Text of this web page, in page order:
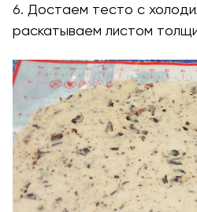
6. Достаем тесто с
раскатываем листом